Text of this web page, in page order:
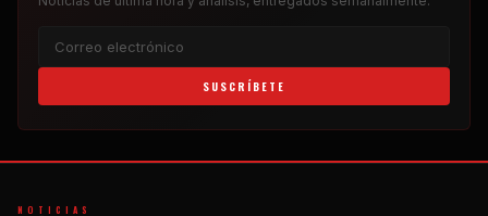
SUSCRÍBETE
NOTICIAS